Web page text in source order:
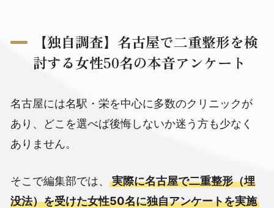
【独自調査】名古屋で二重整形を検
討する女性50名の本音アンケート
名古屋には名駅・栄を中心に多数のクリニックが
あり、どこを選べば後悔しないか迷う方も少なく
ありません。
そこで編集部では、実際に名古屋で二重整形（埋
没法）を受けた女性50名に独自アンケートを実施